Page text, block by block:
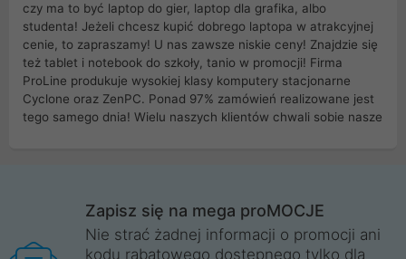
czy ma to być laptop do gier, laptop dla grafika, albo
studenta! Jeżeli chcesz kupić dobrego laptopa w atrakcyjnej
cenie, to zapraszamy! U nas zawsze niskie ceny! Znajdzie się
też tablet i notebook do szkoły, tanio w promocji! Firma
ProLine produkuje wysokiej klasy komputery stacjonarne
Cyclone oraz ZenPC. Ponad 97% zamówień realizowane jest
tego samego dnia! Wielu naszych klientów chwali sobie nasze
Wrocław, Poznań, Legnica, Katowice, Gliwice, Kalisz, Bytom,
Trzebnica, Opole. Szybka i profesjonalna obsługa!
Zapisz się na mega proMOCJE
Nie strać żadnej informacji o promocji ani
kodu rabatowego dostępnego tylko dla